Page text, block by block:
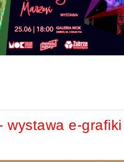
wystawa e-